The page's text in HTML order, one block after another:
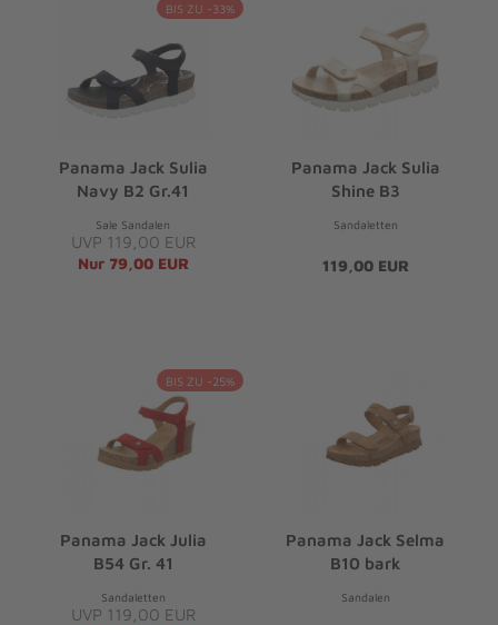
BIS ZU -33%
Panama Jack Sulia
Navy B2 Gr.41
Sale Sandalen
UVP 119,00 EUR
Nur 79,00 EUR
Panama Jack Sulia
Shine B3
Sandaletten
119,00 EUR
BIS ZU -25%
Panama Jack Julia
B54 Gr. 41
Sandaletten
UVP 119,00 EUR
Panama Jack Selma
B10 bark
Sandalen